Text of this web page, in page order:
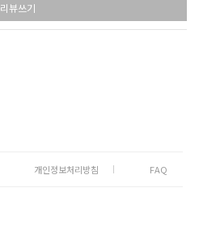
리뷰쓰기
개인정보처리방침 FAQ